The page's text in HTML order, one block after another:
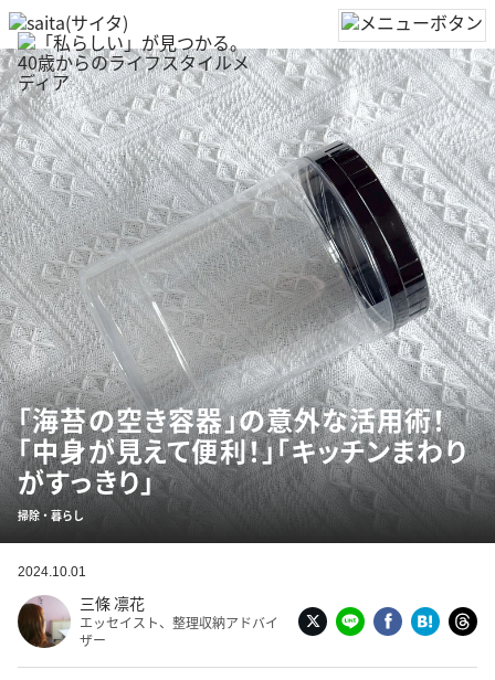
「海苔の空き容器」の意外な活用術！
「中身が見えて便利！」「キッチンまわり
がすっきり」
掃除・暮らし
2024.10.01
三條 凛花
エッセイスト、整理収納アドバイ
ザー